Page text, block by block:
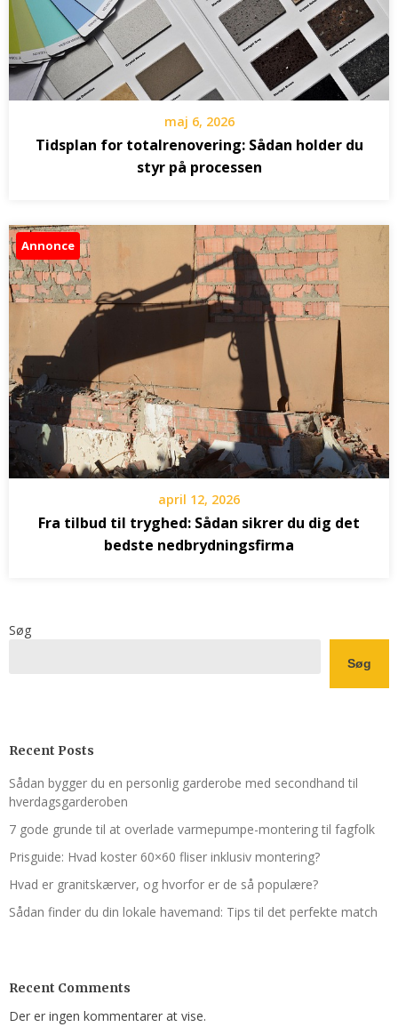
maj 6, 2026
Tidsplan for totalrenovering: Sådan holder du
styr på processen
Annonce
april 12, 2026
Fra tilbud til tryghed: Sådan sikrer du dig det
bedste nedbrydningsfirma
Søg
Søg
Recent Posts
Sådan bygger du en personlig garderobe med secondhand til
hverdagsgarderoben
7 gode grunde til at overlade varmepumpe-montering til fagfolk
Prisguide: Hvad koster 60×60 fliser inklusiv montering?
Hvad er granitskærver, og hvorfor er de så populære?
Sådan finder du din lokale havemand: Tips til det perfekte match
Recent Comments
Der er ingen kommentarer at vise.